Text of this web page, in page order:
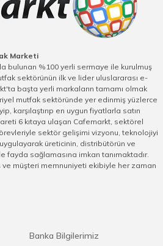
Marketi
bulunan %100 yerli sermaye ile kurulmuş
sektörünün ilk ve lider uluslararası e-
başta yerli markaların tamamı olmak
mutfak sektöründe yer edinmiş yüzlerce
karşılaştırıp en uygun fiyatlarla satın
6 kıtaya ulaşan Cafemarkt, sektörel
sektör gelişimi vizyonu, teknolojiyi
üreticinin, distribütörün ve
fayda sağlamasına imkan tanımaktadır.
ve müşteri memnuniyeti ekibiyle her zaman
Banka Bilgilerimiz